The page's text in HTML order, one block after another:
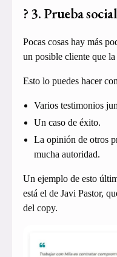
? 3. Prueba social
Pocas cosas hay más
un posible cliente que la
Esto lo puedes hacer
Varios testimonios
Un caso de éxito.
La opinión de otros
mucha autoridad.
Un ejemplo de esto
está el de Javi Pastor,
del copy.